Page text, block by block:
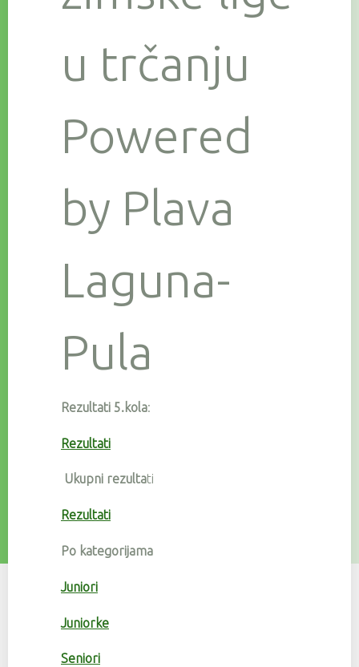
u trčanju
Powered
by Plava
Laguna-
Pula
Rezultati 5.kola:
Rezultati
Ukupni rezultati
Rezultati
Po kategorijama
Juniori
Juniorke
Seniori